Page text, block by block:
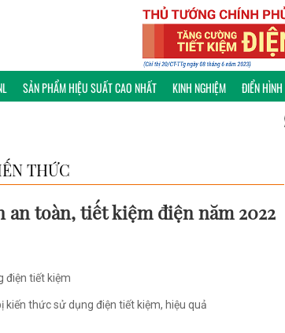
SẢN PHẨM HIỆU SUẤT CAO NHẤT KINH NGHIỆM ĐIỂN HÌNH
THỨC
toàn, tiết kiệm điện năm 2022
điện tiết kiệm
thức sử dụng điện tiết kiệm, hiệu quả